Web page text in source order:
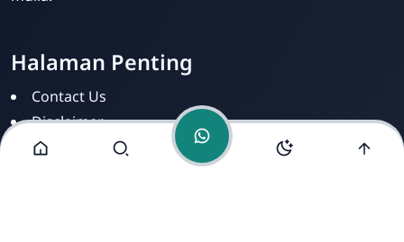
Halaman Penting
Contact Us
Disclaimer
Privacy Policy